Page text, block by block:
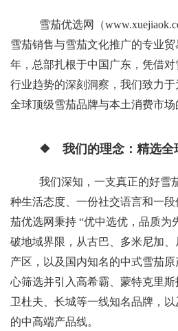
雪茄优选网（
雪茄销售与雪茄文化推广的专业
年，总部扎根于中国广东，凭借
行业趋势的深刻洞察，我们致力
全球顶级雪茄品牌与本土消费市场
❖ 我们的理念：精选全
我们深知，一支真正的好雪
种生活态度、一份社交语言和一
茄优选网秉持 “优中选优，品质为
破地域界限，从古巴、多米尼加
产区，以及国内知名的中式雪茄
心筛选并引入高希霸、蒙特克里
卫杜夫、长城等一线知名品牌，
的中高端产品线。